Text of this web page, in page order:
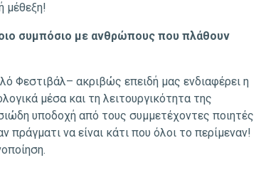
μέθεξη!
συμπόσιο με ανθρώπους που πλάθουν
Φεστιβάλ– ακριβώς επειδή μας ενδιαφέρει η
μέσα και τη λειτουργικότητα της
υποδοχή από τους συμμετέχοντες ποιητές
να είναι κάτι που όλοι το περίμεναν!